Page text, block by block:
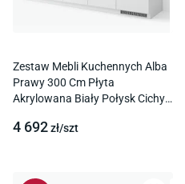
Zestaw Mebli Kuchennych Alba
Prawy 300 Cm Płyta
Akrylowana Biały Połysk Cichy
4 692zł/szt